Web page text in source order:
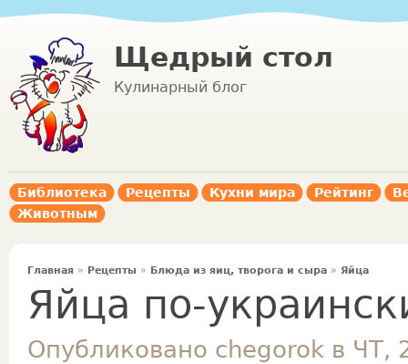
Щедрый стол
Кулинарный блог
Библиотека Рецепты Кухни мира Рейтинг
Животным
Главная » Рецепты » Блюда из яиц, творога и сыра » Яйца
Яйца по-
Опубликовано chegorok в ЧТ,